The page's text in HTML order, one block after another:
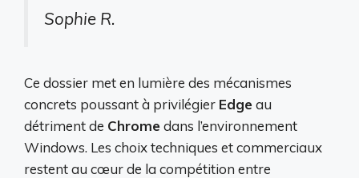
Sophie R.
Ce dossier met en lumière des mécanismes
concrets poussant à privilégier Edge au
détriment de Chrome dans l’environnement
Windows. Les choix techniques et commerciaux
restent au cœur de la compétition entre